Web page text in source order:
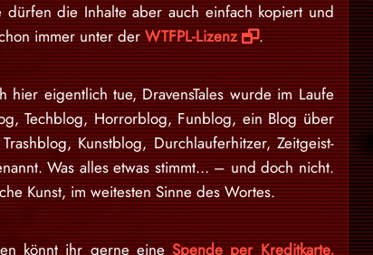
die Inhalte aber auch einfach kopiert und
immer unter derWTFPL-Lizenz .
eigentlich tue, DravensTales wurde im Laufe
Techblog, Horrorblog, Funblog, ein Blog über
Kunstblog, Durchlauferhitzer, Zeitgeist-
Was alles etwas stimmt… – und doch nicht.
Kunst, im weitesten Sinne des Wortes.
könnt ihr gerne eineSpende per Kreditkarte,